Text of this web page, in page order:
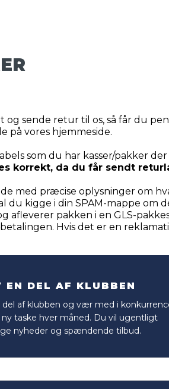
og sende retur til os, så får du
på vores hjemmeside.
som du har kasser/pakker
korrekt, da du får sendt
med præcise oplysninger om
du kigge i din SPAM-mappe om
pakken i en GLS-
Hvis det er en
EN DEL AF KLUBBEN
del af klubben og vær med i
taske hver måned. Du vil ugentligt
nyheder og spændende tilbud.